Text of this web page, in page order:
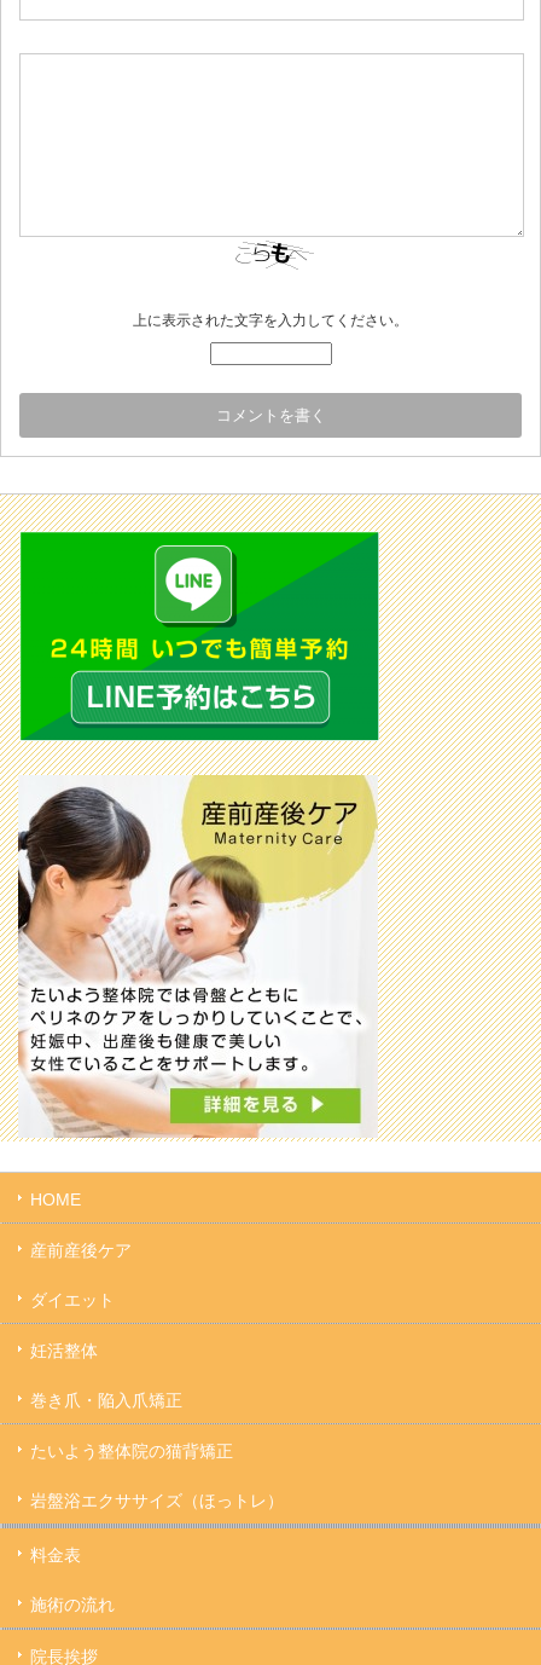
上に表示された文字を入力してください。
HOME
産前産後ケア
ダイエット
妊活整体
巻き爪・陥入爪矯正
たいよう整体院の猫背矯正
岩盤浴エクササイズ（ほっトレ）
料金表
施術の流れ
院長挨拶